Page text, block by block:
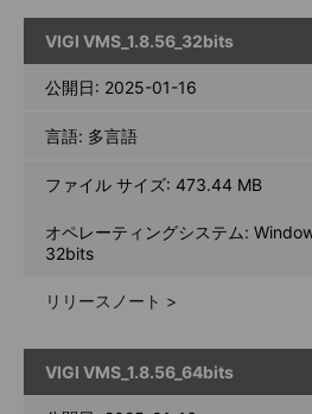
VIGI VMS_1.8.56_32bits
公開日: 2025-01-16
言語: 多言語
ファイル サイズ: 473.44 MB
オペレーティングシステム:
32bits
リリースノート >
VIGI VMS_1.8.56_64bits